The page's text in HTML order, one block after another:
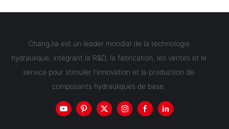
ChangJia est un leader mondial de la technologie
hydraulique, intégrant la R&D, la fabrication, les ventes et le
service pour stimuler l'innovation et la production de
composants hydrauliques de base.